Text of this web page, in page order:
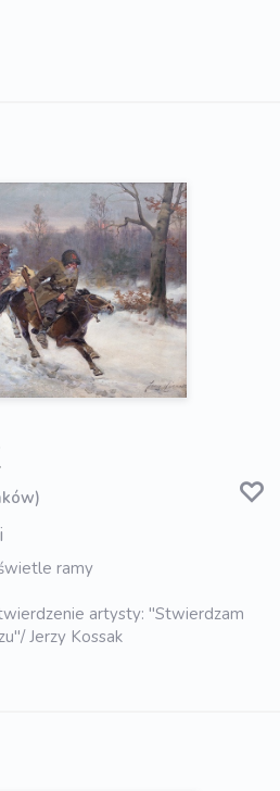
ramy
artysty: "Stwierdzam
Jerzy Kossak